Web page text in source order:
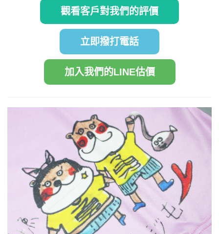
觀看客戶對我們的評價
立即撥打電話
加入我們的LINE估價